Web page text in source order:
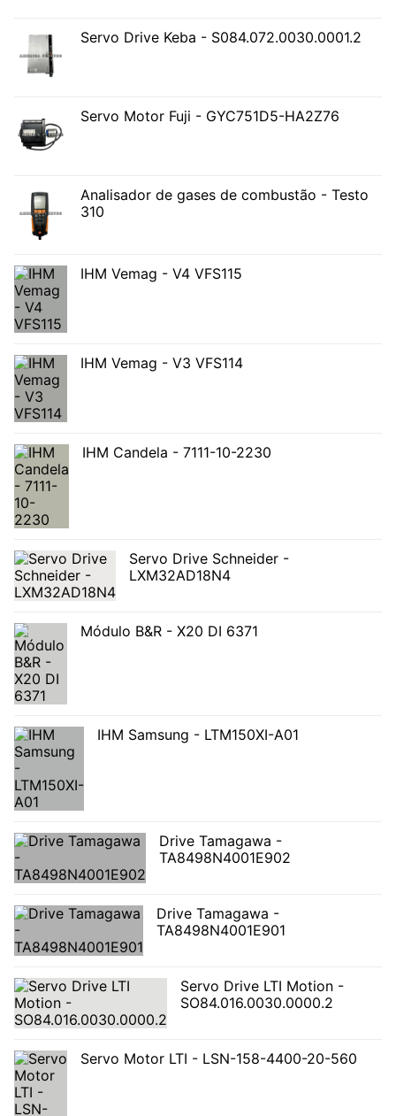
Servo Drive Keba - S084.072.0030.0001.2
Servo Motor Fuji - GYC751D5-HA2Z76
Analisador de gases de combustão - Testo
310
IHM Vemag - V4 VFS115
IHM Vemag - V3 VFS114
IHM Candela - 7111-10-2230
Servo Drive Schneider -
LXM32AD18N4
Módulo B&R - X20 DI 6371
IHM Samsung - LTM150XI-A01
Drive Tamagawa -
TA8498N4001E902
Drive Tamagawa -
TA8498N4001E901
Servo Drive LTI Motion -
SO84.016.0030.0000.2
Servo Motor LTI - LSN-158-4400-20-560